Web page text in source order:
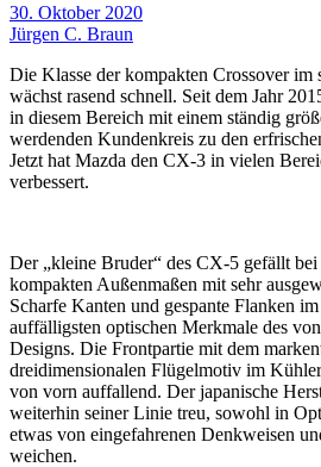
30. Oktober 2020
Jürgen C. Braun
Die Klasse der kompakten Crossover im
wächst rasend schnell. Seit dem Jahr
in diesem Bereich mit einem ständig
werdenden Kundenkreis zu den
Jetzt hat Mazda den CX-3 in vielen
verbessert.
Der „kleine Bruder“ des CX-5 gefällt bei
kompakten Außenmaßen mit sehr
Scharfe Kanten und gespante Flanken
auffälligsten optischen Merkmale des
Designs. Die Frontpartie mit dem
dreidimensionalen Flügelmotiv im
von vorn auffallend. Der japanische
weiterhin seiner Linie treu, sowohl in
etwas von eingefahrenen Denkweisen
weichen.